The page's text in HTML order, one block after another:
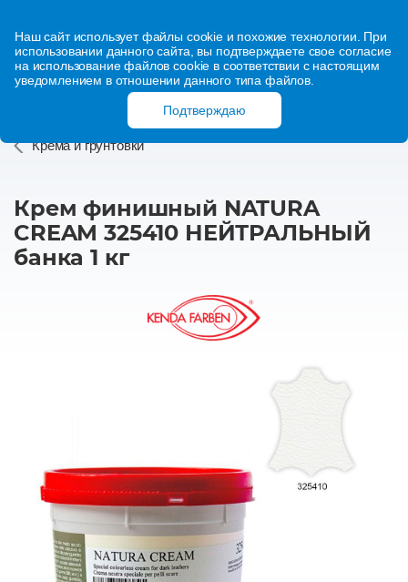
Наш сайт использует файлы cookie и похожие технологии. При
использовании данного сайта, вы подтверждаете свое согласие
на использование файлов cookie в соответствии с настоящим
уведомлением в отношении данного типа файлов.
Подтверждаю
Крема и грунтовки
Крем финишный NATURA
CREAM 325410 НЕЙТРАЛЬНЫЙ
банка 1 кг